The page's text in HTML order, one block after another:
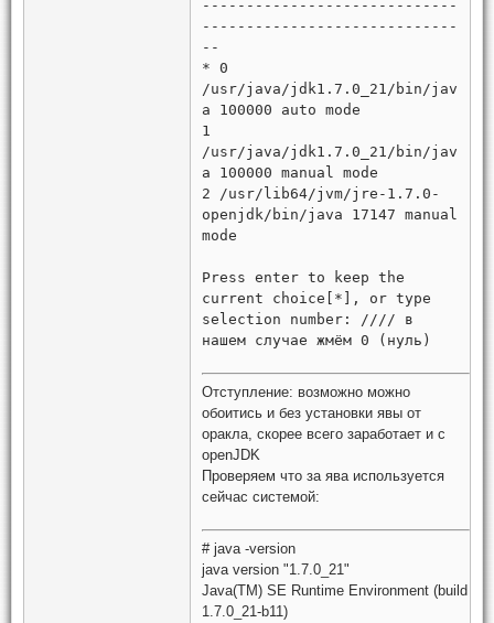
-----------------------------
-----------------------------
--
* 0
/usr/java/jdk1.7.0_21/bin/jav
a 100000 auto mode
1
/usr/java/jdk1.7.0_21/bin/jav
a 100000 manual mode
2 /usr/lib64/jvm/jre-1.7.0-
openjdk/bin/java 17147 manual
mode
Press enter to keep the
current choice[*], or type
selection number: //// в
нашем случае жмём 0 (нуль)
Отступление: возможно можно
обоитись и без установки явы от
оракла, скорее всего заработает и с
openJDK
Проверяем что за ява используется
сейчас системой:
# java -version
java version "1.7.0_21"
Java(TM) SE Runtime Environment (build
1.7.0_21-b11)